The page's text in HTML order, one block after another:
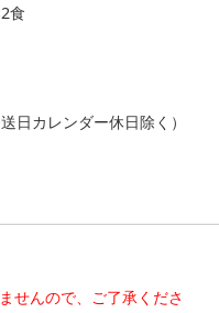
食
日カレンダー休日除く）
せんので、ご了承くださ